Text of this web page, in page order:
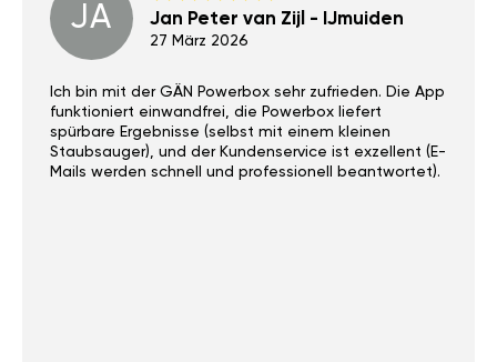
JA Jan Peter van Zijl - IJmuiden
27 März 2026
Ich bin mit der GÄN Powerbox sehr zufrieden. Die App
funktioniert einwandfrei, die Powerbox liefert
spürbare Ergebnisse (selbst mit einem kleinen
Staubsauger), und der Kundenservice ist exzellent (E-
Mails werden schnell und professionell beantwortet).